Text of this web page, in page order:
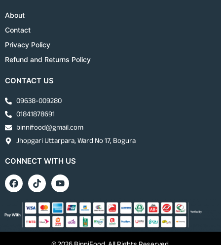
About
Contact
Privacy Policy
Refund and Returns Policy
CONTACT US
09638-009280
01841878691
binnifood@gmail.com
Jhopgari Uttarpara, Ward No 17, Bogura
CONNECT WITH US